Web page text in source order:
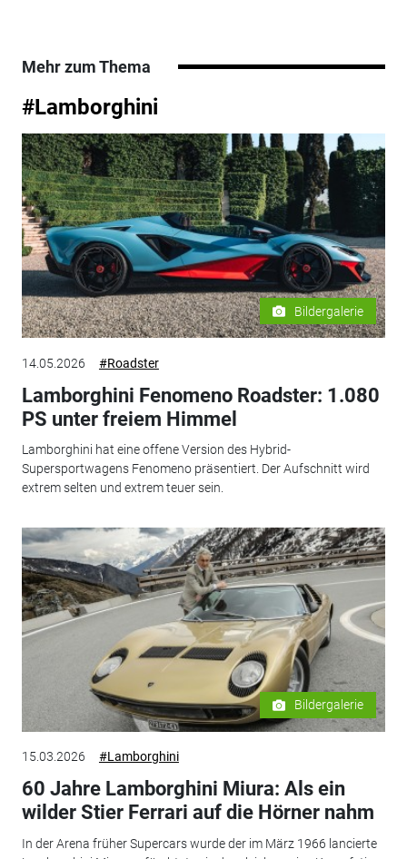
Mehr zum Thema
#Lamborghini
Bildergalerie
14.05.2026 #Roadster
Lamborghini Fenomeno Roadster: 1.080
PS unter freiem Himmel
Lamborghini hat eine offene Version des Hybrid-
Supersportwagens Fenomeno präsentiert. Der Aufschnitt wird
extrem selten und extrem teuer sein.
Bildergalerie
15.03.2026 #Lamborghini
60 Jahre Lamborghini Miura: Als ein
wilder Stier Ferrari auf die Hörner nahm
In der Arena früher Supercars wurde der im März 1966 lancierte